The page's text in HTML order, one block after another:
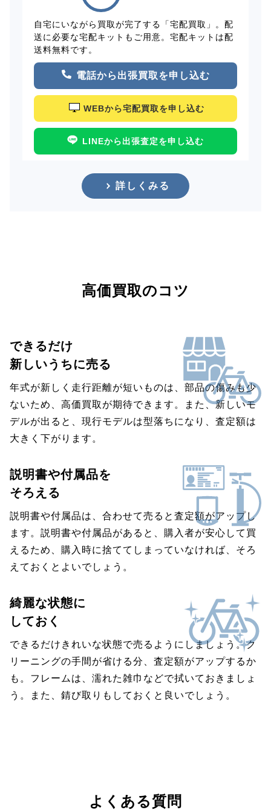
自宅にいながら買取が完了する「宅配買取」。配
送に必要な宅配キットもご用意。宅配キットは配
送料無料です。
電話から出張買取を申し込む
WEBから宅配買取を申し込む
LINEから出張査定を申し込む
詳しくみる
高価買取のコツ
できるだけ
新しいうちに売る
年式が新しく走行距離が短いものは、部品の傷みも少
ないため、高価買取が期待できます。また、新しいモ
デルが出ると、現行モデルは型落ちになり、査定額は
大きく下がります。
説明書や付属品を
そろえる
説明書や付属品は、合わせて売ると査定額がアップし
ます。説明書や付属品があると、購入者が安心して買
えるため、購入時に捨ててしまっていなければ、そろ
えておくとよいでしょう。
綺麗な状態に
しておく
できるだけきれいな状態で売るようにしましょう。ク
リーニングの手間が省ける分、査定額がアップするか
も。フレームは、濡れた雑巾などで拭いておきましょ
う。また、錆び取りもしておくと良いでしょう。
よくある質問